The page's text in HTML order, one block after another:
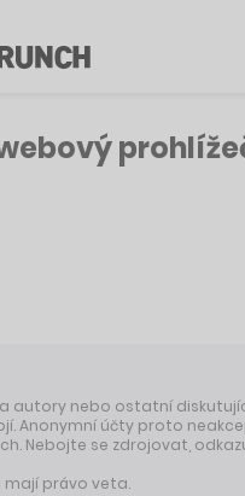
autory nebo ostatní
Anonymní účty proto
Nebojte se zdrojovat,
mají právo veta.